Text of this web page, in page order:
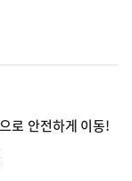
로 안전하게 이동!